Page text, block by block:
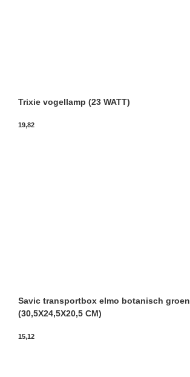
Trixie vogellamp (23 WATT)
19,82
Savic transportbox elmo botanisch groen
(30,5X24,5X20,5 CM)
15,12